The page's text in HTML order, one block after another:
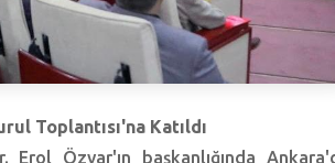
Toplantısı'na Katıldı
Özvar'ın başkanlığında